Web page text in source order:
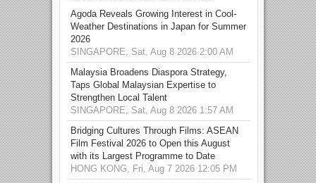
Agoda Reveals Growing Interest in Cool-
Weather Destinations in Japan for Summer
2026
SINGAPORE, Sat, Aug 8 2026 2:00 AM
Malaysia Broadens Diaspora Strategy,
Taps Global Malaysian Expertise to
Strengthen Local Talent
SINGAPORE, Sat, Aug 8 2026 1:57 AM
Bridging Cultures Through Films: ASEAN
Film Festival 2026 to Open this August
with its Largest Programme to Date
HONG KONG, Fri, Aug 7 2026 12:05 PM